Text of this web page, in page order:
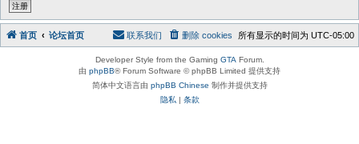
注册
首页 论坛首页 所有显示的时间为 UTC-05:00
删除 cookies
联系我们
Developer Style from the Gaming GTA Forum.
由 phpBB® Forum Software © phpBB Limited 提供支持
简体中文语言由 phpBB Chinese 制作并提供支持
隐私 | 条款